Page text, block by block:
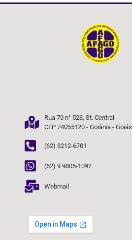
Rua 70 n° 523, St. Central
CEP 74055120 - Goiânia - Goiás
(62) 3212-6701
(62) 9 9805-1092
Webmail